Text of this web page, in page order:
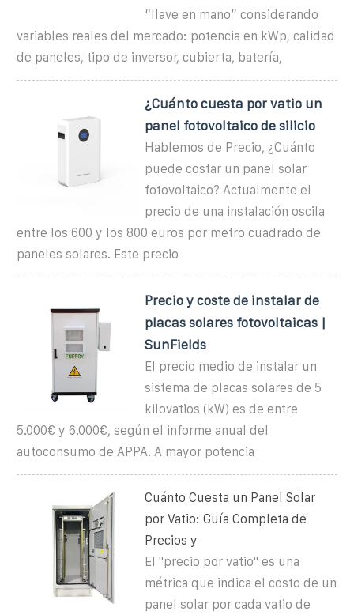
“llave en mano” considerando
variables reales del mercado: potencia en kWp, calidad
de paneles, tipo de inversor, cubierta, batería,
¿Cuánto cuesta por vatio un
panel fotovoltaico de silicio
Hablemos de Precio, ¿Cuánto
puede costar un panel solar
fotovoltaico? Actualmente el
precio de una instalación oscila
entre los 600 y los 800 euros por metro cuadrado de
paneles solares. Este precio
Precio y coste de instalar de
placas solares fotovoltaicas |
SunFields
El precio medio de instalar un
sistema de placas solares de 5
kilovatios (kW) es de entre
5.000€ y 6.000€, según el informe anual del
autoconsumo de APPA. A mayor potencia
Cuánto Cuesta un Panel Solar
por Vatio: Guía Completa de
Precios y
El "precio por vatio" es una
métrica que indica el costo de un
panel solar por cada vatio de